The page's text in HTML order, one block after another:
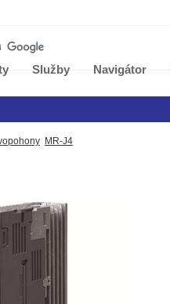
Služby Navigátor
MR-J4